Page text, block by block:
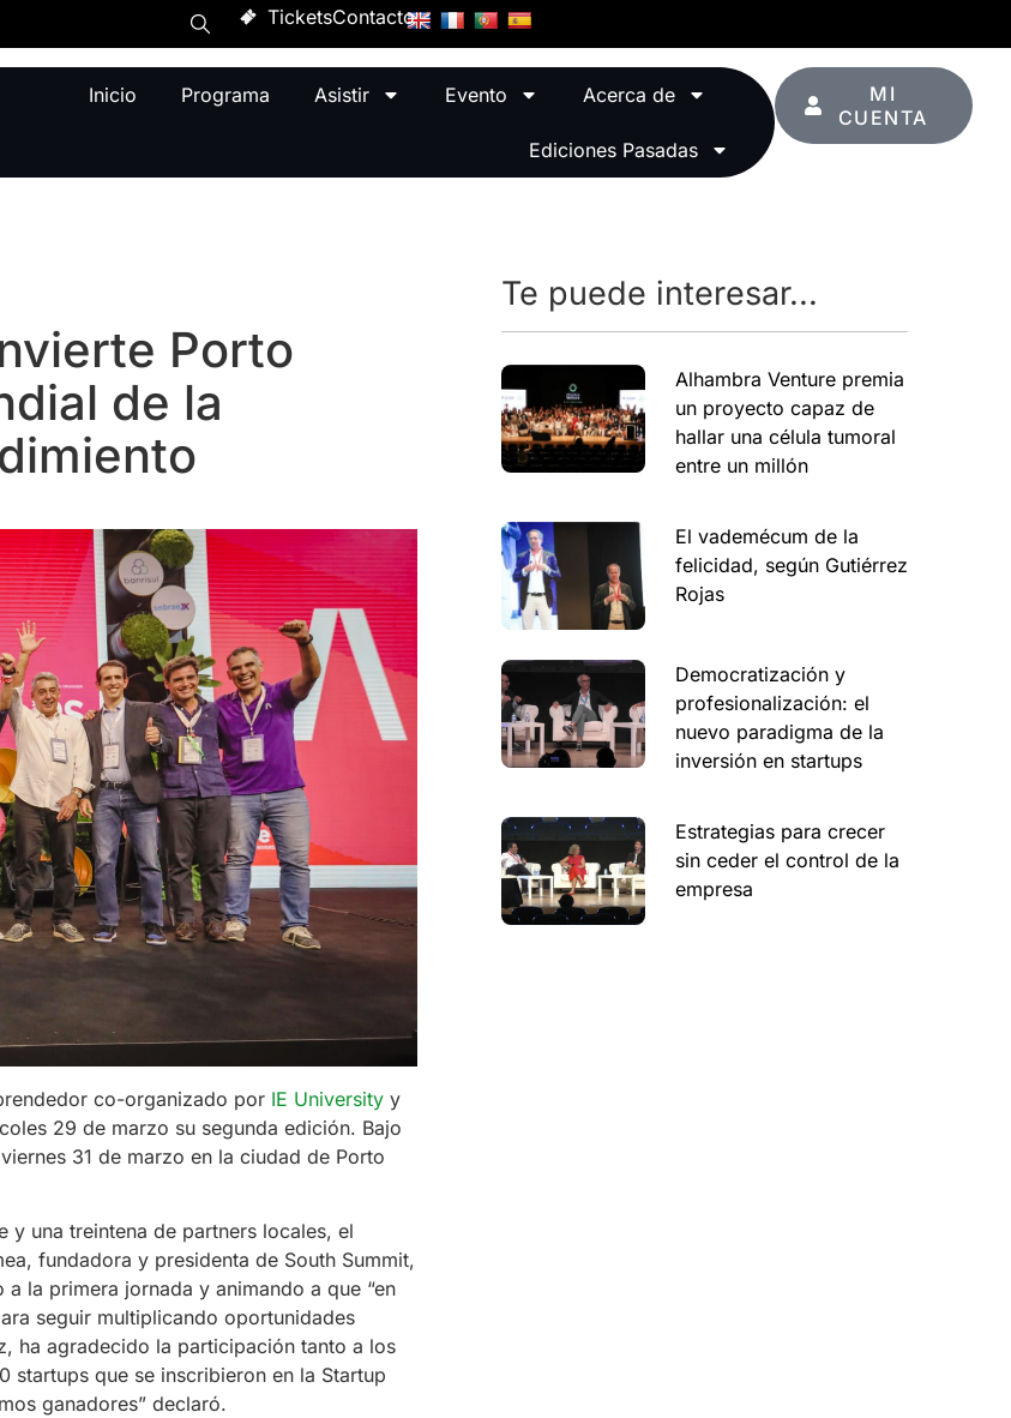
TicketsContacto
Inicio Programa Asistir Evento Acerca de
Ediciones Pasadas
MI
CUENTA
Porto
de la
co-organizado por IE Universityy
29 de marzo su segunda edición. Bajo
31 de marzo en la ciudad de Porto
y una treintena de partners locales, el
fundadora y presidenta de South Summit,
la primera jornada y animando a que “en
seguir multiplicando oportunidades
ha agradecido la participación tanto a los
startups que se inscribieron en la Startup
ganadores” declaró.
Te puede interesar...
Alhambra Venture premia
un proyecto capaz de
hallar una célula tumoral
entre un millón
El vademécum de la
felicidad, según Gutiérrez
Rojas
Democratización y
profesionalización: el
nuevo paradigma de la
inversión en startups
Estrategias para crecer
sin ceder el control de la
empresa